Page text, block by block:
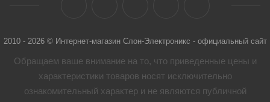
2010 - 2026 © Интернет-магазин Слон-Электроникс - официальный сайт
Обращаем ваше внимание на то, что приведенные цены и
характеристики товaров носят исключительно
ознакомительный характер и не являются публичной